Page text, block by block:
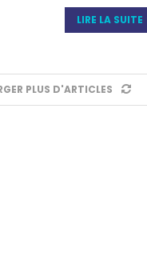
LIRE LA SUITE
PLUS D'ARTICLES